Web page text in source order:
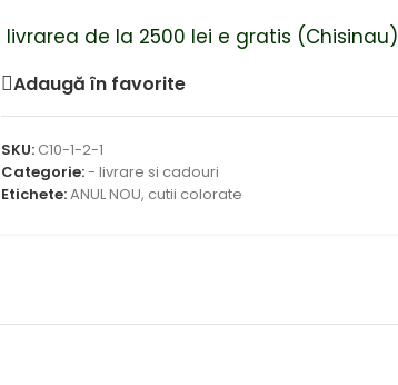
livrarea de la 2500 lei e gratis (Chisinau)
Adaugă în favorite
SKU: C10-1-2-1
Categorie:- livrare si cadouri
Etichete:ANUL NOU, cutii colorate